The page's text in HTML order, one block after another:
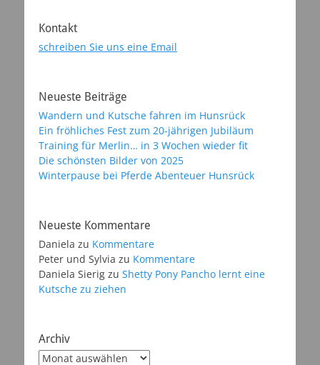
Kontakt
schreiben Sie uns eine Email
Neueste Beiträge
Wandern und Kutsche fahren im Hunsrück
Ein fröhliches Fest zum 20-jährigen Jubiläum
Training für Merlin… in 3 Wochen wieder fit
Die schönsten Bilder von 2025
Winterpause bei Pferde Abenteuer Hunsrück
Neueste Kommentare
Daniela zu Kommentare
Peter und Sylvia zu Kommentare
Daniela Sierig zu Shetty Pony Pancho lernt eine
Kutsche zu ziehen
Archiv
Archiv